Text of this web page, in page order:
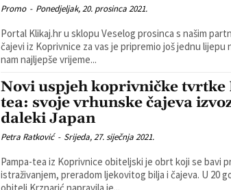
Promo - Ponedjeljak, 20. prosinca 2021.
Portal Klikaj.hr u sklopu Veselog prosinca s našim
čajevi iz Koprivnice za vas je pripremio još jednu lijepu
nam najljepše vrijeme...
Novi uspjeh koprivničke tvrtke
tea: svoje vrhunske čajeva
daleki Japan
Petra Ratković - Srijeda, 27. siječnja 2021.
Pampa-tea iz Koprivnice obiteljski je obrt koji se bavi
istraživanjem, preradom ljekovitog bilja i čajeva. U 20
obitelj Krznarić napravila je...